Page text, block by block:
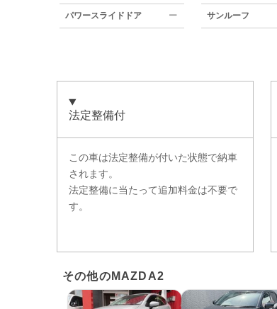
パワースライドドア ー サンルーフ
法定整備付
この車は法定整備が付いた状態で納車
されます。
法定整備に当たって追加料金は不要で
す。
その他のMAZDA2